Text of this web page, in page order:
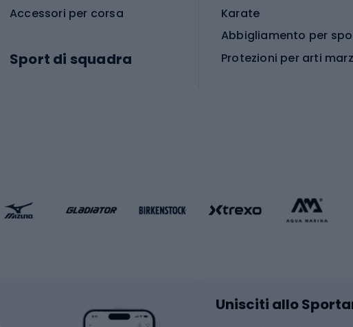
Accessori per corsa
Sport di squadra
Abbigliamento da basket
Caschi da strada
Karate
Protezioni per arti
Yoga
Abbigliamento fitness
Sport con le
Unisciti allo